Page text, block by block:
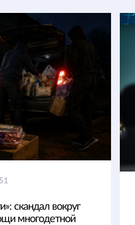
скандал вокруг
многодетной